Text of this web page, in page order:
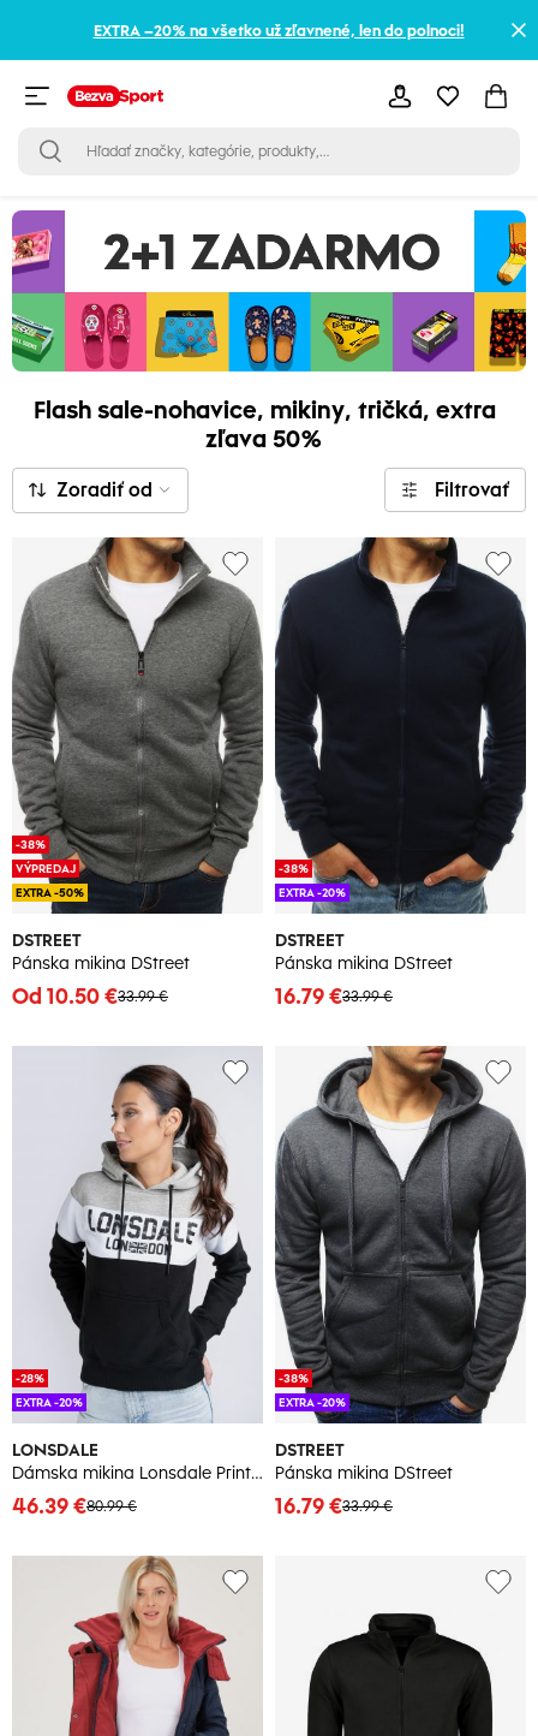
EXTRA –20% na všetko už zľavnené, len do polnoci!
Flash sale-nohavice, mikiny, tričká, extra
zľava 50%
Zoradiť od Filtrovať
DSTREET
Pánska mikina DStreet
33.99 €
Od 10.50 €
-38%
VÝPREDAJ
EXTRA -50%
DSTREET
Pánska mikina DStreet
33.99 €
16.79 €
-38%
EXTRA -20%
LONSDALE
Dámska mikina Lonsdale Printed
80.99 €
46.39 €
-28%
EXTRA -20%
DSTREET
Pánska mikina DStreet
33.99 €
16.79 €
-38%
EXTRA -20%